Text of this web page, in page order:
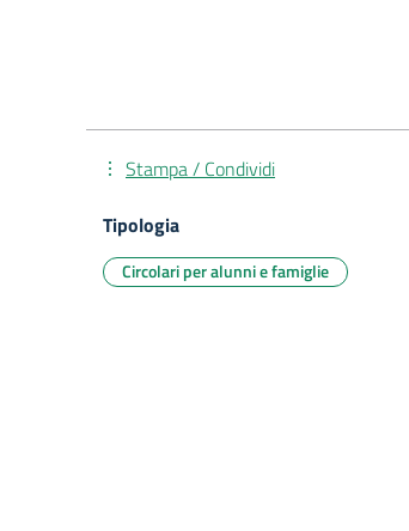
Stampa / Condividi
Tipologia
Circolari per alunni e famiglie